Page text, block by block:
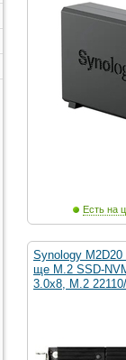
Есть на
Synology
ще M.2 SSD-
3.0x8, M.2